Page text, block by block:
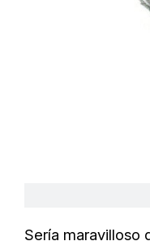
Sería maravilloso